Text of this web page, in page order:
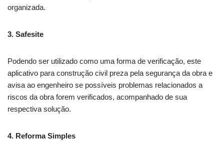
organizada.
3. Safesite
Podendo ser utilizado como uma forma de verificação, este
aplicativo para construção civil preza pela segurança da obra e
avisa ao engenheiro se possíveis problemas relacionados a
riscos da obra forem verificados, acompanhado de sua
respectiva solução.
4. Reforma Simples